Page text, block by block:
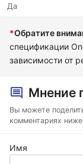
Да
*Обратите
спецификации
зависимости от
Мнение
Вы можете
комментариях ниже
Имя